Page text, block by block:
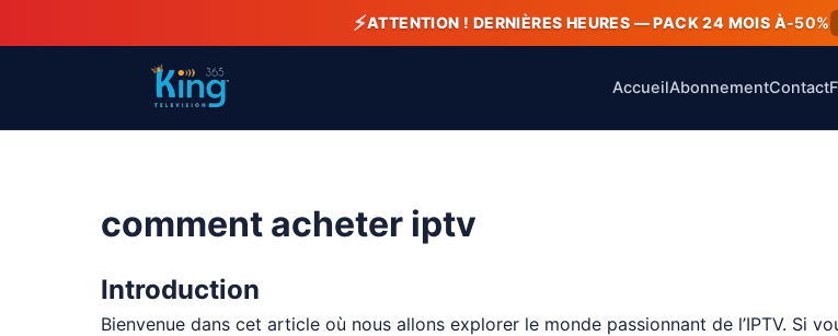
⚡ATTENTION ! DERNIÈRES HEURES — PACK 24 MOIS À-50%
AccueilAbonnementContact
comment acheter iptv
Introduction
Bienvenue dans cet article où nous allons explorer le monde passionnant de l’IPTV. Si